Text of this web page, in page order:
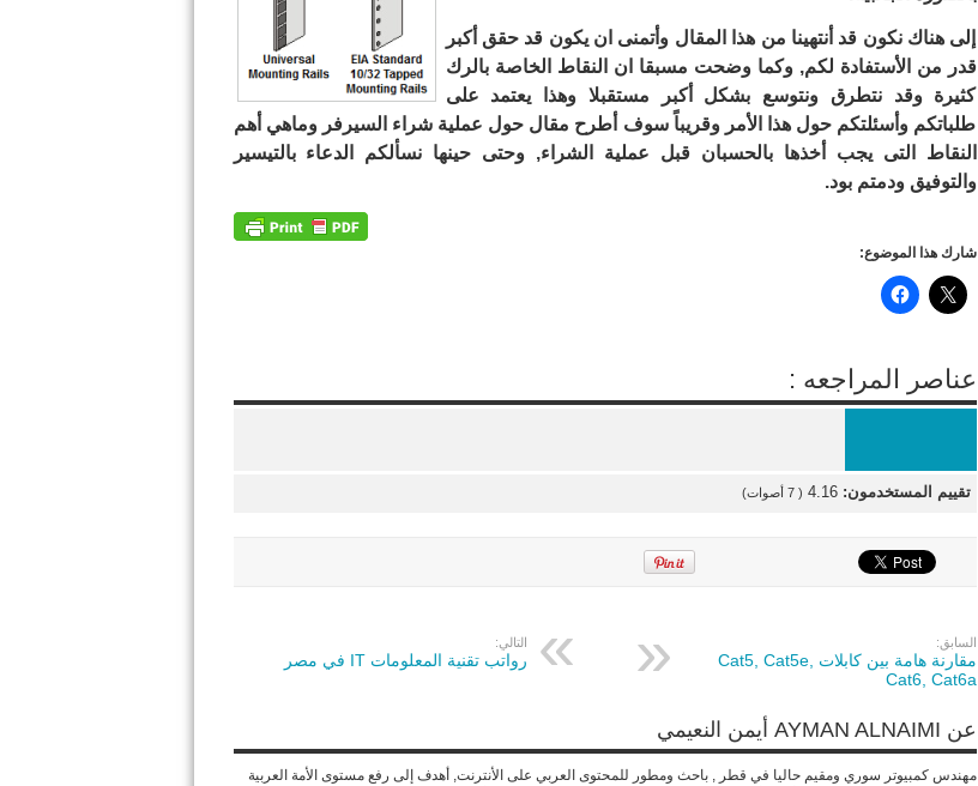
إلى هناك نكون قد أنتهينا من هذا المقال وأتمنى ان يكون قد حقق أكبر
قدر من الأستفادة لكم, وكما وضحت مسبقا ان النقاط الخاصة بالرك
كثيرة وقد نتطرق ونتوسع بشكل أكبر مستقبلا وهذا يعتمد على
طلباتكم وأسئلتكم حول هذا الأمر وقريباً سوف أطرح مقال حول عملية شراء السيرفر وماهي أهم
النقاط التى يجب أخذها بالحسبان قبل عملية الشراء, وحتى حينها نسألكم الدعاء بالتيسير
والتوفيق ودمتم بود.
شارك هذا الموضوع:
عناصر المراجعه :
تقييم المستخدمون:4.16
(
7 أصوات)
السابق:
مقارنة هامة بين كابلات Cat5, Cat5e,
Cat6, Cat6a
التالي:
رواتب تقنية المعلومات IT في مصر
عن AYMAN ALNAIMI أيمن النعيمي
مهندس كمبيوتر سوري ومقيم حاليا في قطر , باحث ومطور للمحتوى العربي على الأنترنت, أهدف إلى رفع مستوى الأمة العربية